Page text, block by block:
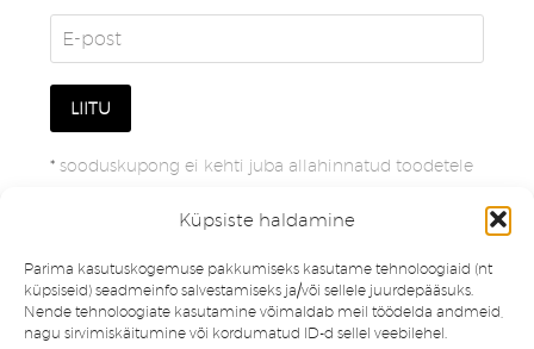
Küpsiste haldamine
Parima kasutuskogemuse pakkumiseks kasutame tehnoloogiaid (nt
küpsiseid) seadmeinfo salvestamiseks ja/või sellele juurdepääsuks.
Nende tehnoloogiate kasutamine võimaldab meil töödelda andmeid,
nagu sirvimiskäitumine või kordumatud ID-d sellel veebilehel.
* sooduskupong ei kehti juba allahinnatud toodetele